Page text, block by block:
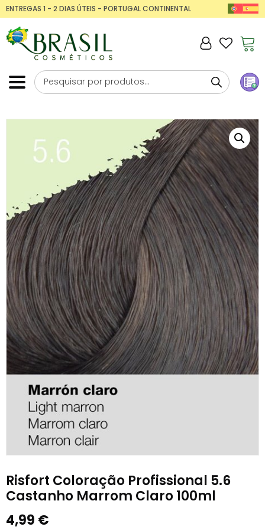
ENTREGAS 1 - 2 DIAS ÚTEIS - PORTUGAL CONTINENTAL
Risfort Coloração Profissional 5.6
Castanho Marrom Claro 100ml
4,99 €